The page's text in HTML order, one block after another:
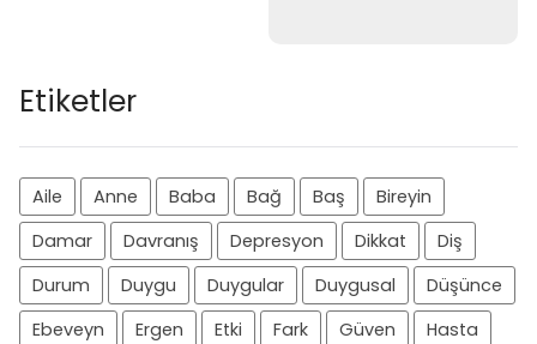
Etiketler
Aile Anne Baba Bağ Baş
Bireyin
Damar
Davranış Depresyon Dikkat
Diş
Durum
Duygu Duygular Duygusal
Düşünce
Ebeveyn
Ergen Etki Fark Güven
Hasta